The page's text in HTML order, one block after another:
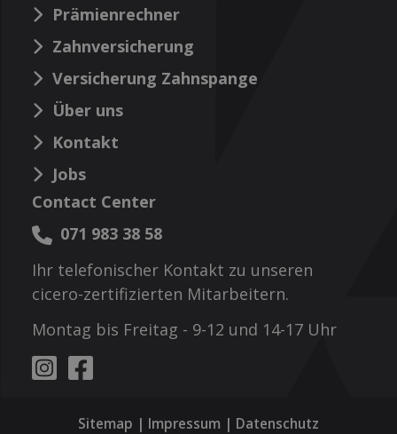
Prämienrechner
Zahnversicherung
Versicherung Zahnspange
Über uns
Kontakt
Jobs
Contact Center
071 983 38 58
Ihr telefonischer Kontakt zu unseren
cicero-zertifizierten Mitarbeitern.
Montag bis Freitag - 9-12 und 14-17 Uhr
Sitemap | Impressum | Datenschutz